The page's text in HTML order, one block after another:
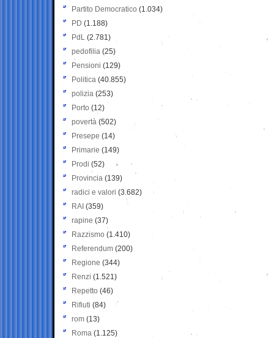
Partito Democratico (1.034)
PD (1.188)
PdL (2.781)
pedofilia (25)
Pensioni (129)
Politica (40.855)
polizia (253)
Porto (12)
povertà (502)
Presepe (14)
Primarie (149)
Prodi (52)
Provincia (139)
radici e valori (3.682)
RAI (359)
rapine (37)
Razzismo (1.410)
Referendum (200)
Regione (344)
Renzi (1.521)
Repetto (46)
Rifiuti (84)
rom (13)
Roma (1.125)